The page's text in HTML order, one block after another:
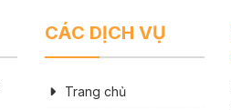
CÁC DỊCH VỤ
Trang chủ